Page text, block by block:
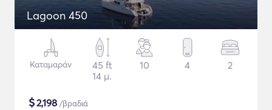
Lagoon 450
Καταμαράν
45 ft
14 μ.
10 4 2
$2,198 /βραδιά